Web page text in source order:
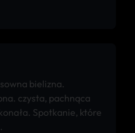
bielizna.
czysta, pachnąca
Spotkanie, które